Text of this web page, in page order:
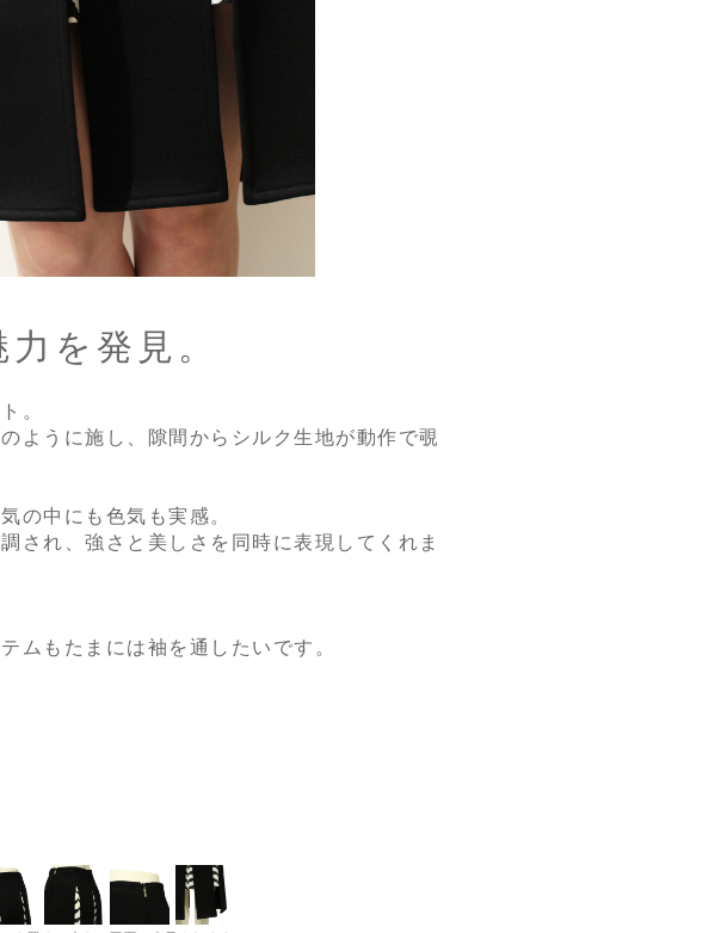
を発見。
。
ように施し、隙間からシルク生地が動作で覗
の中にも色気も実感。
され、強さと美しさを同時に表現してくれま
ムもたまには袖を通したいです。